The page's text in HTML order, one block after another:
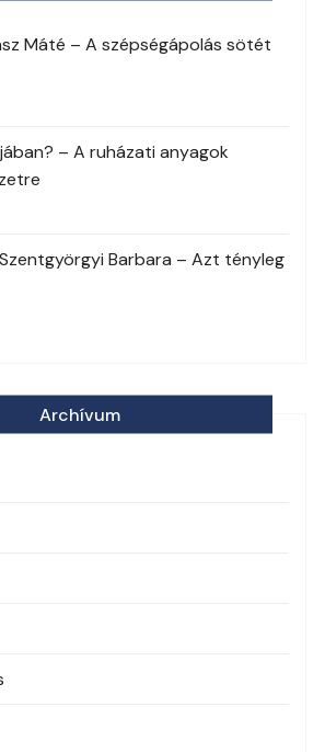
Máté – A szépségápolás sötét
– A ruházati anyagok
Barbara – Azt tényleg
Archívum